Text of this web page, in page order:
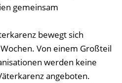
gemeinsam
bewegt sich
Von einem Großteil
werden keine
angeboten.